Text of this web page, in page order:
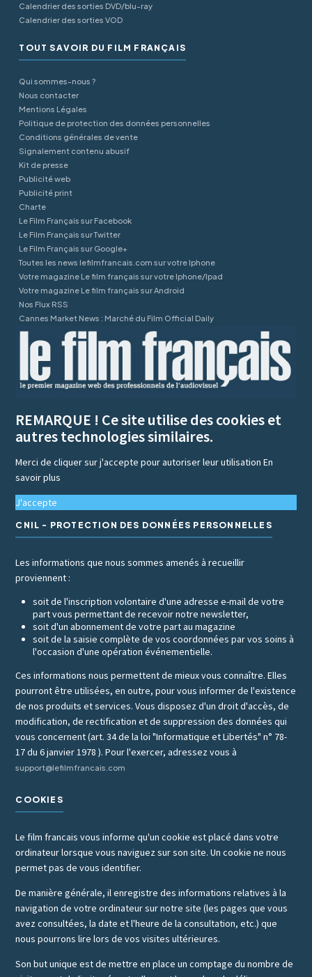
Calendrier des sorties DVD/blu-ray
Calendrier des sorties VOD
TOUT SAVOIR DU FILM FRANÇAIS
Qui sommes-nous ?
Nous contacter
Mentions Légales
Politique de protection des données personnelles
Conditions générales de vente
Signalement contenu abusif
Kit de presse
Publicité web
Publicité print
Charte
Le Film Français sur Facebook
Le Film Français sur Twitter
Le Film Français sur Google+
Toutes les news lefilmfrancais.com sur votre Iphone
Votre magazine Le film français sur votre Iphone/Ipad
Votre magazine Le film français sur Android
Nos Flux RSS
Cannes Market News : Marché du Film Official Daily
REMARQUE ! Ce site utilise des cookies et
autres technologies similaires.
Merci de cliquer sur j'accepte pour autoriser leur utilisationEn
savoir plus
J'accepte
CNIL - PROTECTION DES DONNÉES PERSONNELLES
Les informations que nous sommes amenés à recueillir
proviennent :
soit de l'inscription volontaire d'une adresse e-mail de votre
part vous permettant de recevoir notre newsletter,
soit d'un abonnement de votre part au magazine
soit de la saisie complète de vos coordonnées par vos soins à
l'occasion d'une opération événementielle.
Ces informations nous permettent de mieux vous connaître. Elles
pourront être utilisées, en outre, pour vous informer de l'existence
de nos produits et services. Vous disposez d'un droit d'accès, de
modification, de rectification et de suppression des données qui
vous concernent (art. 34 de la loi "Informatique et Libertés" n° 78-
17 du 6 janvier 1978 ). Pour l'exercer, adressez vous à
support@lefilmfrancais.com
COOKIES
Le film francais vous informe qu'un cookie est placé dans votre
ordinateur lorsque vous naviguez sur son site. Un cookie ne nous
permet pas de vous identifier.
De manière générale, il enregistre des informations relatives à la
navigation de votre ordinateur sur notre site (les pages que vous
avez consultées, la date et l'heure de la consultation, etc.) que
nous pourrons lire lors de vos visites ultérieures.
Son but unique est de mettre en place un comptage du nombre de